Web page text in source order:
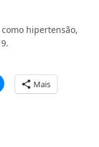
hipertensão,
Mais